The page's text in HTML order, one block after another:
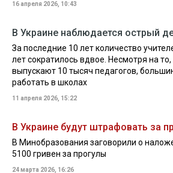
16 апреля 2026, 10:43
В Украине наблюдается острый
За последние 10 лет количество
лет сократилось вдвое. Несмотря на
выпускают 10 тысяч педагогов,
работать в школах
11 апреля 2026, 15:22
В Украине будут штрафовать за
В Минобразования заговорили о
5100 гривен за прогулы
24 марта 2026, 16:26